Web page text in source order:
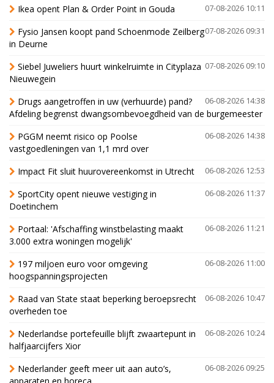
07-08-2026 10:11
Ikea opent Plan & Order Point in Gouda
07-08-2026 09:31
Fysio Jansen koopt pand Schoenmode Zeilberg
in Deurne
07-08-2026 09:10
Siebel Juweliers huurt winkelruimte in Cityplaza
Nieuwegein
06-08-2026 14:38
Drugs aangetroffen in uw (verhuurde) pand?
Afdeling begrenst dwangsombevoegdheid van de burgemeester
06-08-2026 14:38
PGGM neemt risico op Poolse
vastgoedleningen van 1,1 mrd over
06-08-2026 12:53
Impact Fit sluit huurovereenkomst in Utrecht
06-08-2026 11:37
SportCity opent nieuwe vestiging in
Doetinchem
06-08-2026 11:21
Portaal: 'Afschaffing winstbelasting maakt
3.000 extra woningen mogelijk'
06-08-2026 11:00
197 miljoen euro voor omgeving
hoogspanningsprojecten
06-08-2026 10:47
Raad van State staat beperking beroepsrecht
overheden toe
06-08-2026 10:24
Nederlandse portefeuille blijft zwaartepunt in
halfjaarcijfers Xior
06-08-2026 09:25
Nederlander geeft meer uit aan auto’s,